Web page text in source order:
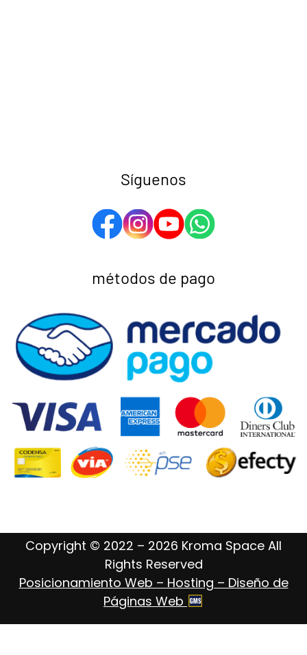
Síguenos
métodos de pago
Copyright © 2022 – 2026 Kroma Space All
Rights Reserved
Posicionamiento Web – Hosting – Diseño de
Páginas Web